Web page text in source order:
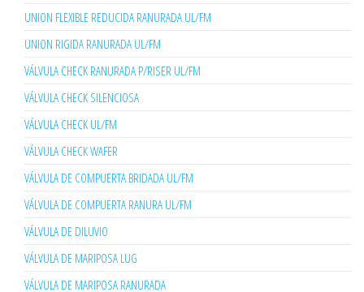
UNION FLEXIBLE REDUCIDA RANURADA UL/FM
UNION RIGIDA RANURADA UL/FM
VÁLVULA CHECK RANURADA P/RISER UL/FM
VÁLVULA CHECK SILENCIOSA
VÁLVULA CHECK UL/FM
VÁLVULA CHECK WAFER
VÁLVULA DE COMPUERTA BRIDADA UL/FM
VÁLVULA DE COMPUERTA RANURA UL/FM
VÁLVULA DE DILUVIO
VÁLVULA DE MARIPOSA LUG
VÁLVULA DE MARIPOSA RANURADA